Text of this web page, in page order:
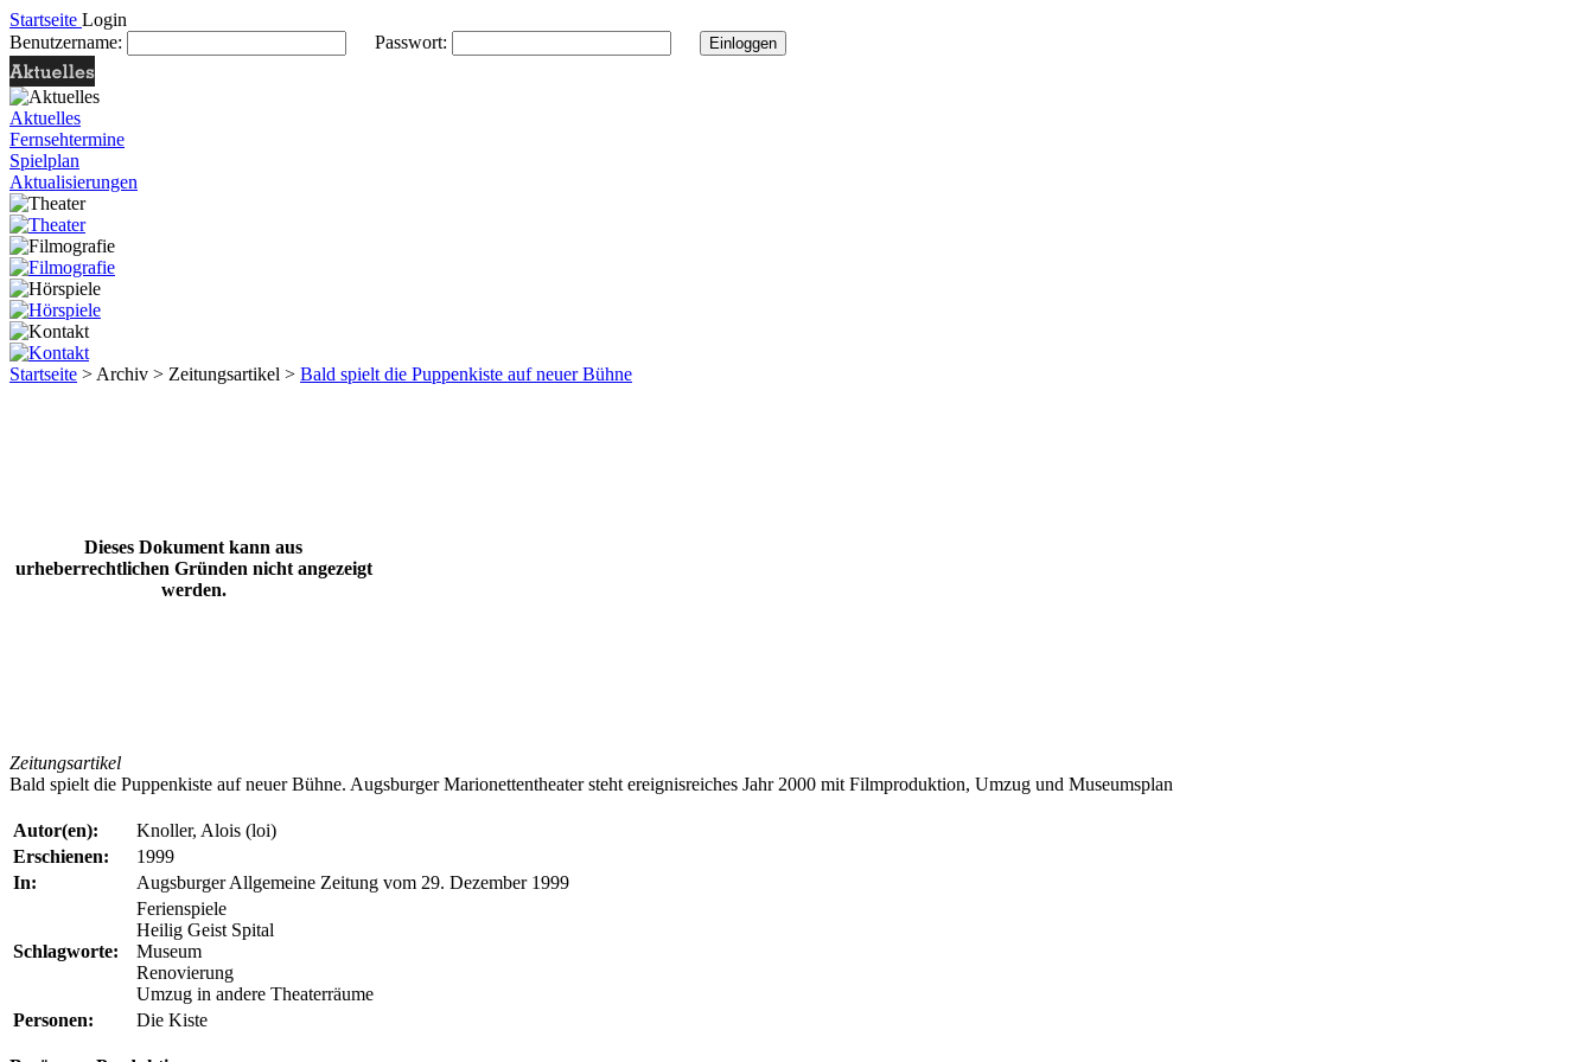
Startseite Login
Benutzername:
Passwort:
Aktuelles
Fernsehtermine
Spielplan
Aktualisierungen
Startseite > Archiv > Zeitungsartikel > Bald spielt die Puppenkiste auf neuer Bühne
Dieses Dokument kann aus
urheberrechtlichen Gründen nicht angezeigt
werden.
Zeitungsartikel
Bald spielt die Puppenkiste auf neuer Bühne. Augsburger Marionettentheater steht ereignisreiches Jahr 2000 mit Filmproduktion, Umzug und Museumsplan
Autor(en):
Knoller, Alois (loi)
Erschienen:
1999
In:
Augsburger Allgemeine Zeitung vom 29. Dezember 1999
Schlagworte:
Ferienspiele
Heilig Geist Spital
Museum
Renovierung
Umzug in andere Theaterräume
Personen:
Die Kiste